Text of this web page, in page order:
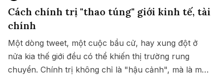
Cách chính trị "thao túng" giới kinh tế, tài
chính
Một dòng tweet, một cuộc bầu cử, hay xung đột ở
nửa kia thế giới đều có thể khiến thị trường rung
chuyển. Chính trị không chỉ là "hậu cảnh", mà là một
Save Copy link